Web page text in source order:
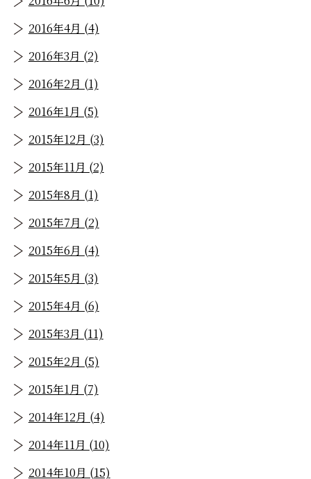
2016年4月 (4)
2016年3月 (2)
2016年2月 (1)
2016年1月 (5)
2015年12月 (3)
2015年11月 (2)
2015年8月 (1)
2015年7月 (2)
2015年6月 (4)
2015年5月 (3)
2015年4月 (6)
2015年3月 (11)
2015年2月 (5)
2015年1月 (7)
2014年12月 (4)
2014年11月 (10)
2014年10月 (15)